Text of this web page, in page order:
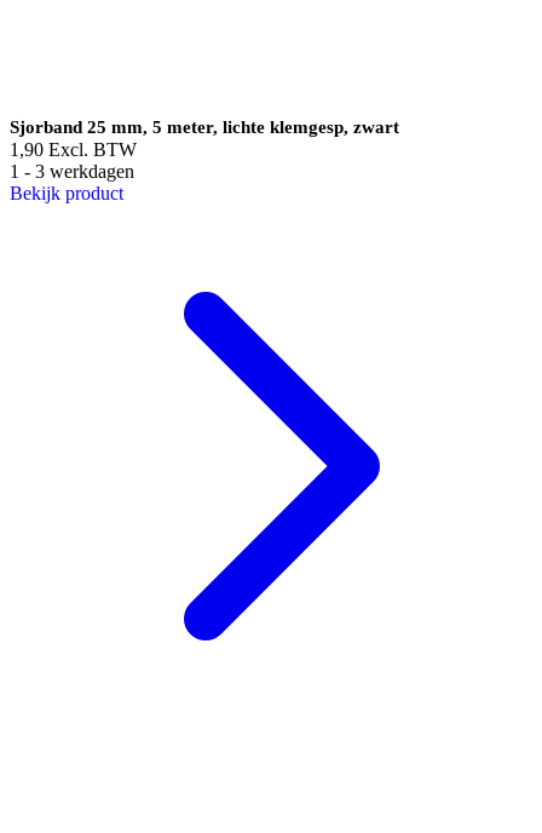
Sjorband 25 mm, 5 meter, lichte klemgesp, zwart
1,90 Excl. BTW
1 - 3 werkdagen
Bekijk product